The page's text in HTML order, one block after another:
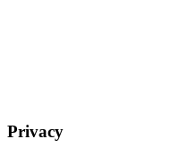
Privacy